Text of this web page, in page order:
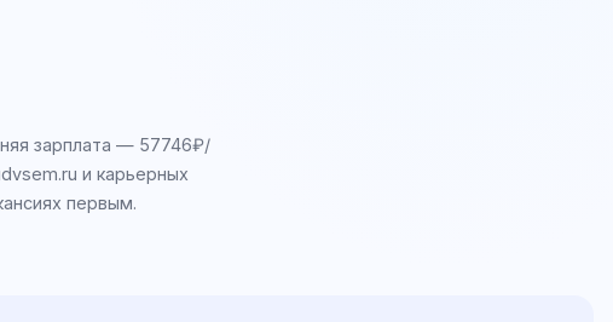
зарплата — 57746₽/
и карьерных
первым.